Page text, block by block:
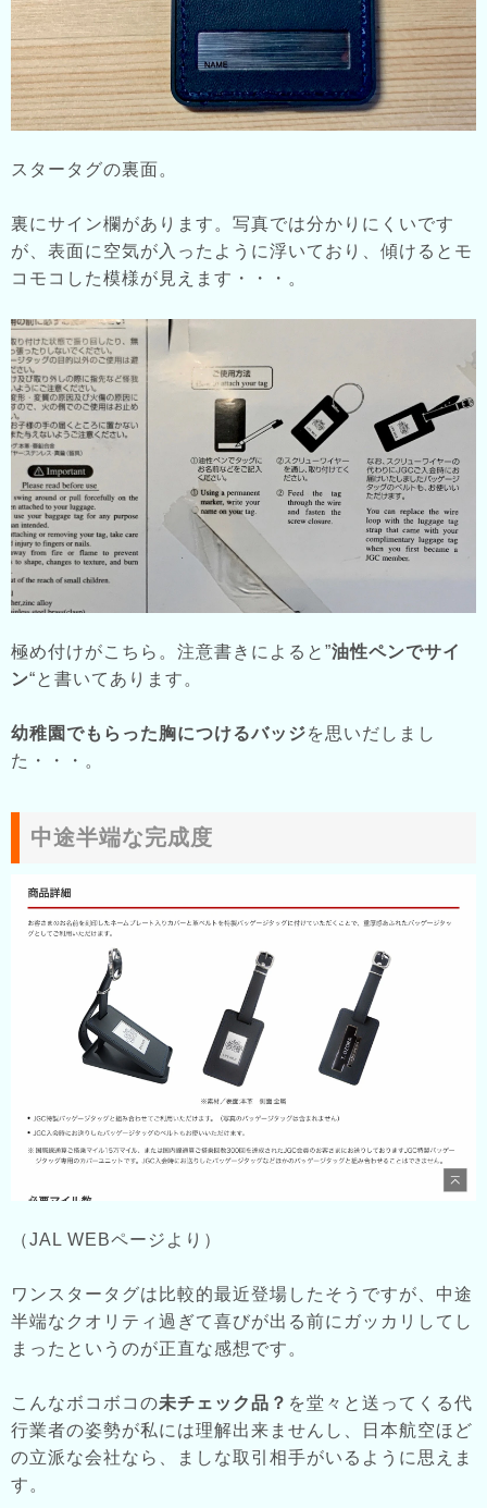
スタータグの裏面。
裏にサイン欄があります。写真では分かりにくいです
が、表面に空気が入ったように浮いており、傾けるとモ
コモコした模様が見えます・・・。
極め付けがこちら。注意書きによると”油性ペンでサイ
ン“と書いてあります。
幼稚園でもらった胸につけるバッジを思いだしまし
た・・・。
中途半端な完成度
（JAL WEBページより）
ワンスタータグは比較的最近登場したそうですが、中途
半端なクオリティ過ぎて喜びが出る前にガッカリしてし
まったというのが正直な感想です。
こんなボコボコの未チェック品？ を堂々と送ってくる代
行業者の姿勢が私には理解出来ませんし、日本航空ほど
の立派な会社なら、ましな取引相手がいるように思えま
す。